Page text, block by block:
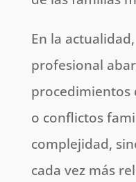
En la
profesional
procedimientos
o conflictos
complejidad,
cada vez más